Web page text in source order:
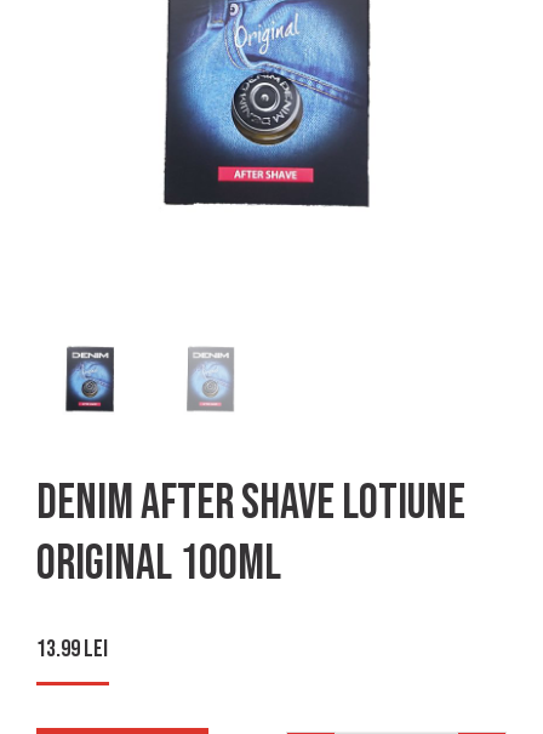
Denim After Shave lotiune
original 100ml
13.99lei